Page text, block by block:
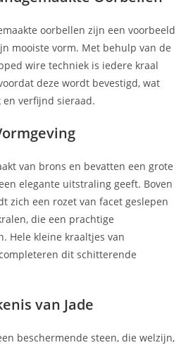
oorbellen zijn een voorbeeld
mooiste vorm. Met behulp van de
wire techniek is iedere kraal
deze wordt bevestigd, wat
verfijnd sieraad.
van brons en bevatten een grote
elegante uitstraling geeft. Boven
zich een rozet van facet geslepen
die een prachtige
Hele kleine kraaltjes van
dit schitterende
van Jade
beschermende steen, die welzijn,